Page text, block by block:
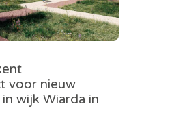
voor nieuw
wijk Wiarda in